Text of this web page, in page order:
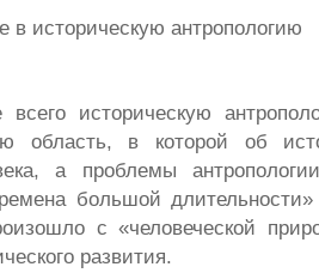
в историческую антропологию
историческую
область, в которой об
а проблемы
большой
с «человеческой
развития.